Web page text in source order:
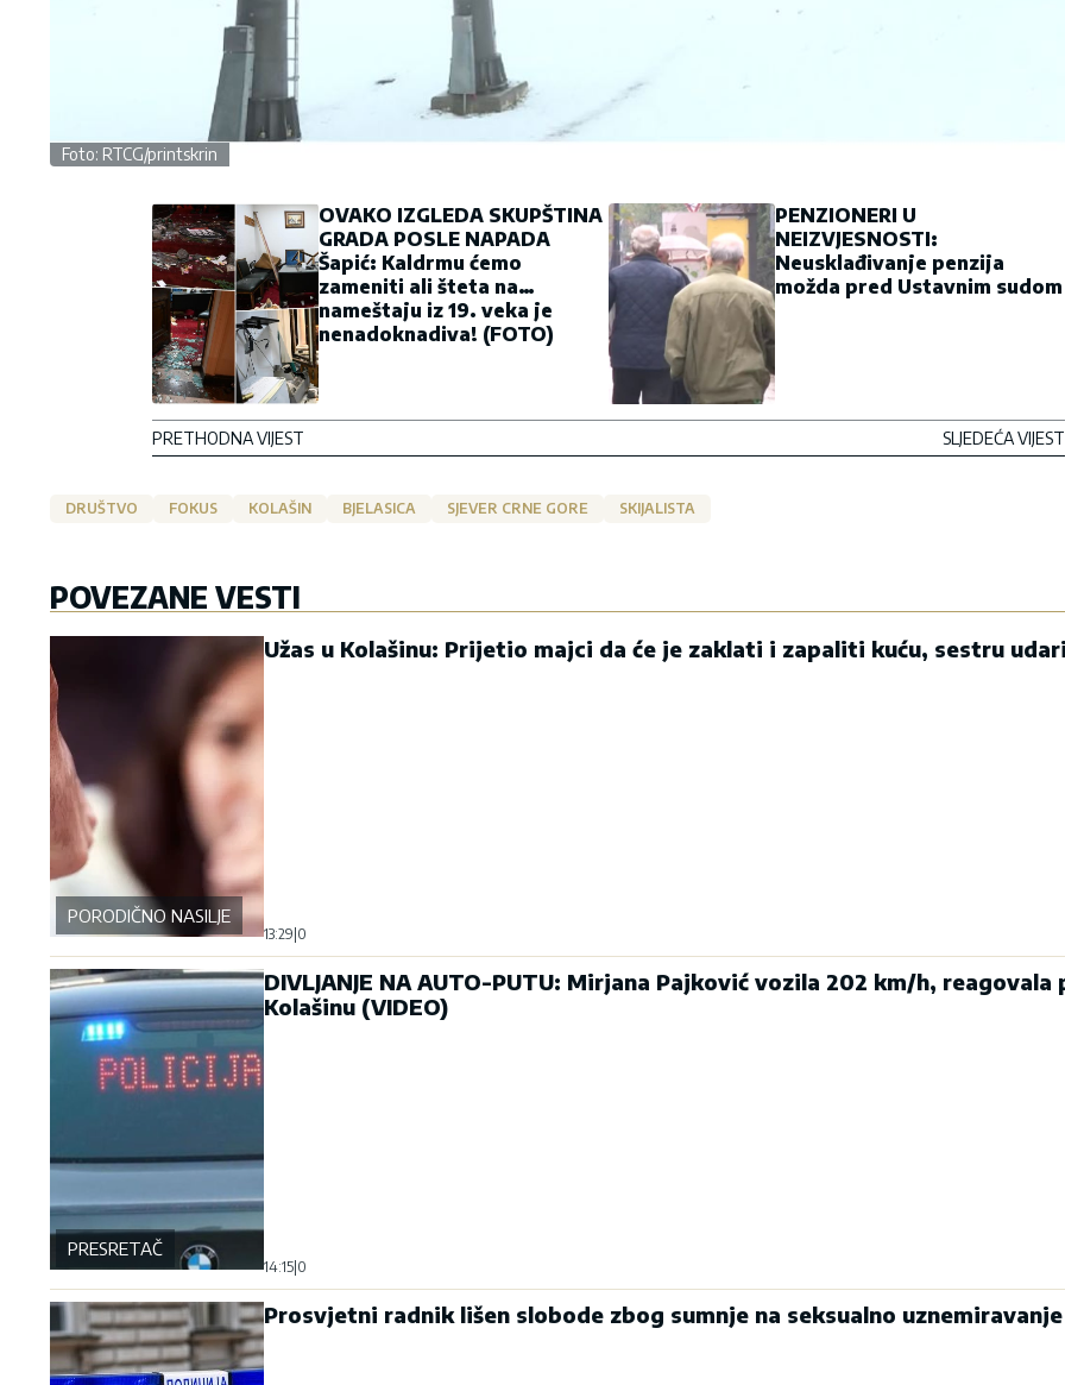
Foto: RTCG/printskrin
OVAKO IZGLEDA SKUPŠTINA
GRADA POSLE NAPADA
Šapić: Kaldrmu ćemo
zameniti ali šteta na
nameštaju iz 19. veka je
nenadoknadiva! (FOTO)
PRETHODNA VIJEST
PENZIONERI U
NEIZVJESNOSTI:
Neusklađivanje penzija
možda pred Ustavnim sudom
SLJEDEĆA VIJEST
DRUŠTVO FOKUS KOLAŠIN BJELASICA SJEVER CRNE GORE SKIJALISTA
POVEZANE VESTI
PORODIČNO NASILJE
Užas u Kolašinu: Prijetio majci da će je zaklati i zapaliti kuću, sestru
13:29 0
PRESRETAČ
DIVLJANJE NA AUTO-PUTU: Mirjana Pajković vozila 202 km/h, reagovala
Kolašinu (VIDEO)
14:15 0
Prosvjetni radnik lišen slobode zbog sumnje na seksualno